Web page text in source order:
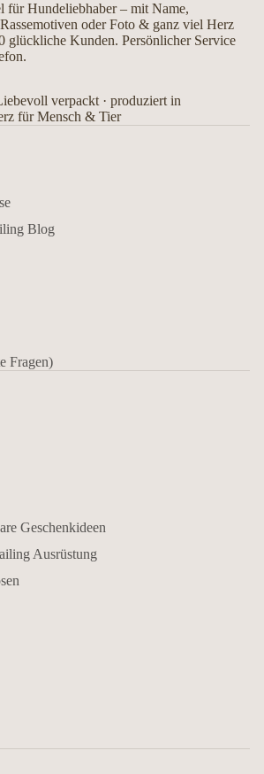
für Hundeliebhaber – mit Name,
oder Foto & ganz viel Herz
glückliche Kunden. Persönlicher Service
verpackt · produziert in
für Mensch & Tier
Blog
Fragen)
Geschenkideen
Ausrüstung